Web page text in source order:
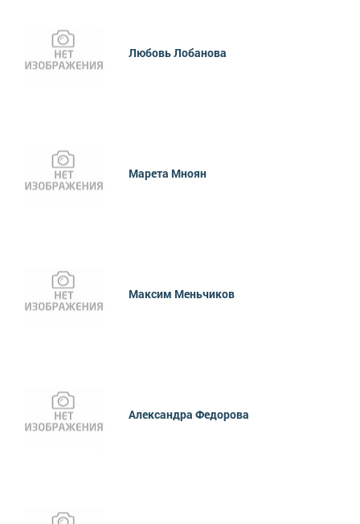
Любовь Лобанова
Марета Мноян
Максим Меньчиков
Александра Федорова